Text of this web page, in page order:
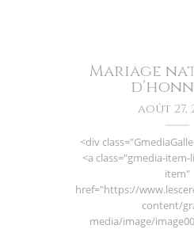
Mariage
août 27,
<div
<a class="gmedia-
item"
href="https://
content/
media/image/